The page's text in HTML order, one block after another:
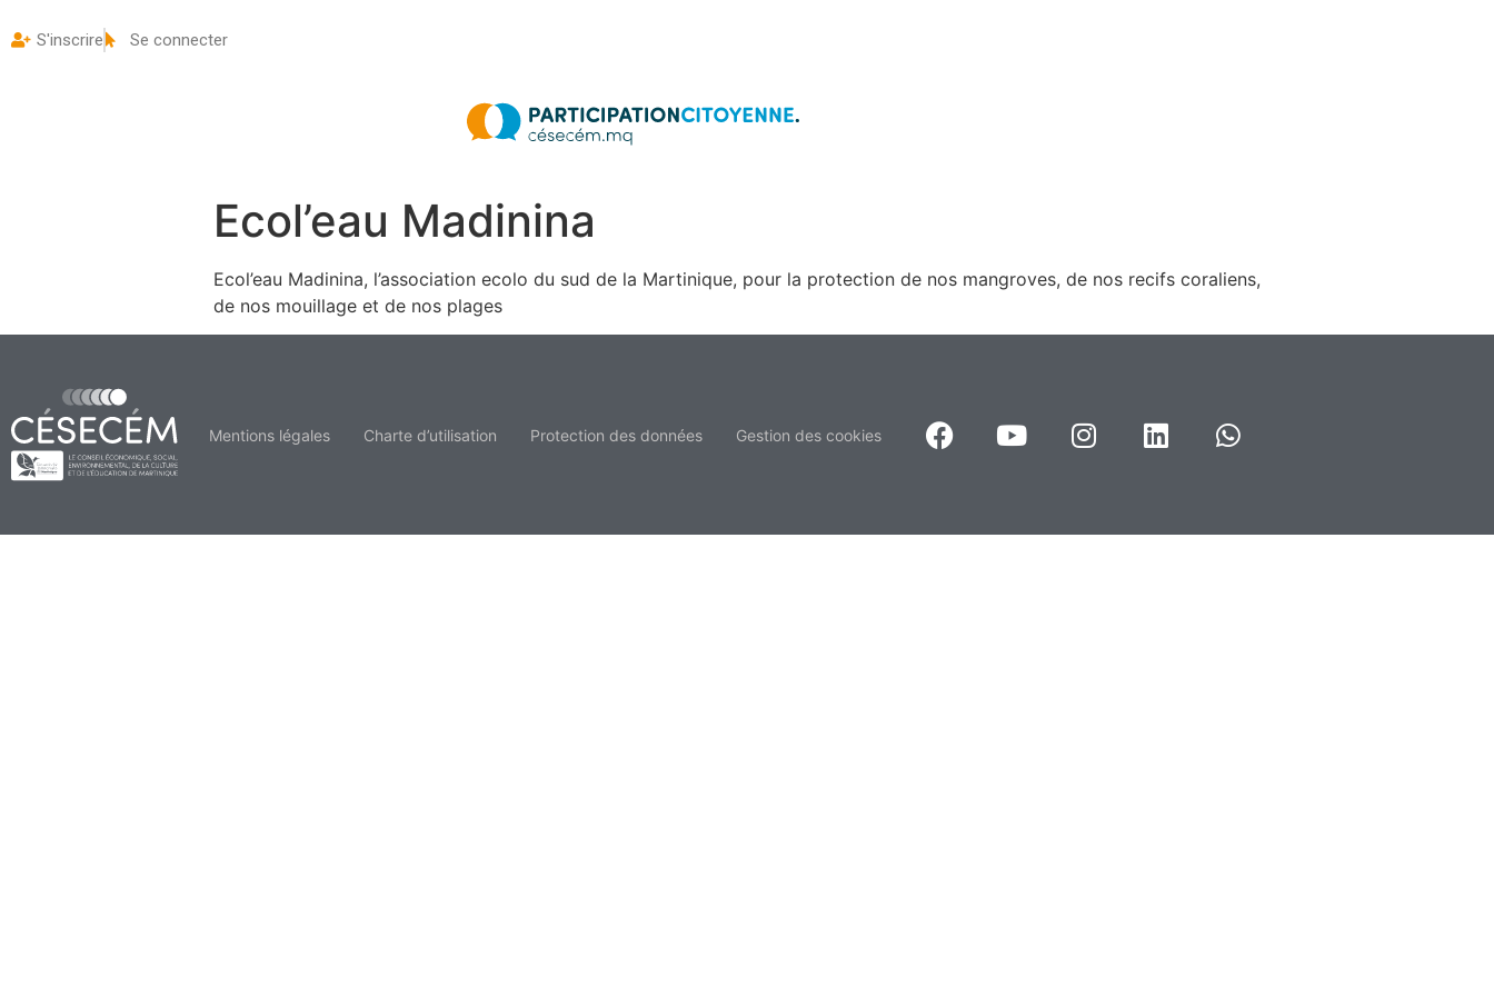
S'inscrire Se connecter
Ecol’eau Madinina
Ecol’eau Madinina, l’association ecolo du sud de la Martinique, pour la protection de nos mangroves, de nos recifs coraliens,
de nos mouillage et de nos plages
Mentions légales Charte d’utilisation Protection des données Gestion des cookies